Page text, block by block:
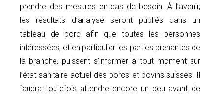
prendre des mesures en cas de besoin. À l’avenir,
les résultats d’analyse seront publiés dans un
tableau de bord afin que toutes les personnes
intéressées, et en particulier les parties prenantes de
la branche, puissent s’informer à tout moment sur
l’état sanitaire actuel des porcs et bovins suisses. Il
faudra toutefois attendre encore un peu avant de